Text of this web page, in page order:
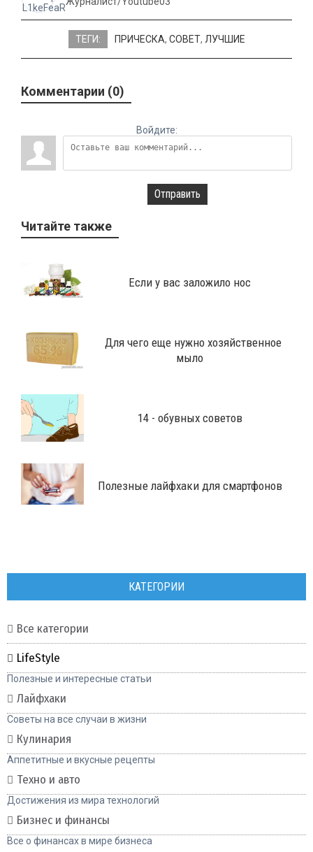
ТЕГИ: ПРИЧЕСКА, СОВЕТ, ЛУЧШИЕ
Комментарии (0)
Войдите:
Отправить
Читайте также
Если у вас заложило нос
Для чего еще нужно хозяйственное
мыло
14 - обувных советов
Полезные лайфхаки для смартфонов
КАТЕГОРИИ
Все категории
LifeStyle
Полезные и интересные статьи
Лайфхаки
Советы на все случаи в жизни
Кулинария
Аппетитные и вкусные рецепты
Техно и авто
Достижения из мира технологий
Бизнес и финансы
Все о финансах в мире бизнеса